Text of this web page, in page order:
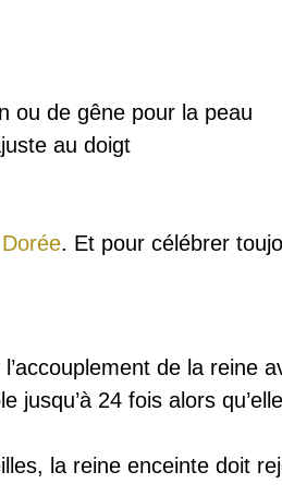
ou de gêne pour la peau
au doigt
. Et pour célébrer
de la reine
jusqu’à 24 fois alors
la reine enceinte doit